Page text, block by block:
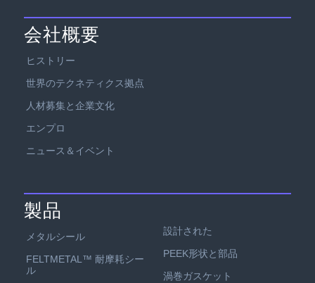
会社概要
ヒストリー
世界のテクネティクス拠点
人材募集と企業文化
エンプロ
ニュース＆イベント
製品
メタルシール
FELTMETAL™ 耐摩耗シー
ル
設計された
PEEK形状と部品
渦巻ガスケット